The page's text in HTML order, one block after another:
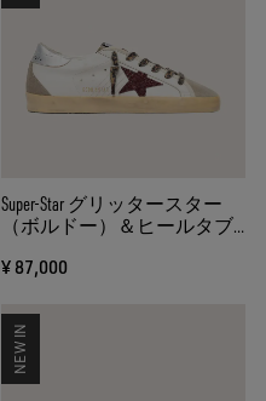
Super-Star グリッタースター
（ボルドー）＆ヒールタブ
¥ 87,000
NEW IN